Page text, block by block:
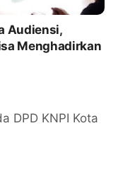
Audiensi,
Menghadirkan